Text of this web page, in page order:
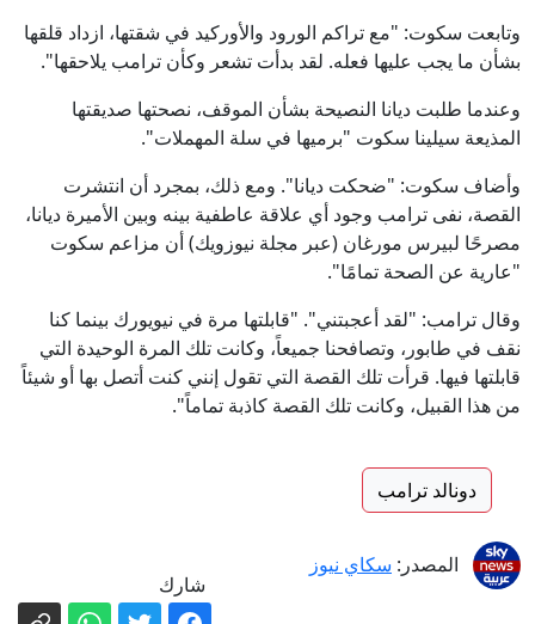
وتابعت سكوت: "مع تراكم الورود والأوركيد في شقتها، ازداد قلقها
بشأن ما يجب عليها فعله. لقد بدأت تشعر وكأن ترامب يلاحقها".
وعندما طلبت ديانا النصيحة بشأن الموقف، نصحتها صديقتها
المذيعة سيلينا سكوت "برميها في سلة المهملات".
وأضاف سكوت: "ضحكت ديانا". ومع ذلك، بمجرد أن انتشرت
القصة، نفى ترامب وجود أي علاقة عاطفية بينه وبين الأميرة ديانا،
مصرحًا لبيرس مورغان (عبر مجلة نيوزويك) أن مزاعم سكوت
"عارية عن الصحة تمامًا".
وقال ترامب: "لقد أعجبتني". "قابلتها مرة في نيويورك بينما كنا
نقف في طابور، وتصافحنا جميعاً، وكانت تلك المرة الوحيدة التي
قابلتها فيها. قرأت تلك القصة التي تقول إنني كنت أتصل بها أو شيئاً
من هذا القبيل، وكانت تلك القصة كاذبة تماماً".
دونالد ترامب
المصدر: سكاي نيوز
شارك